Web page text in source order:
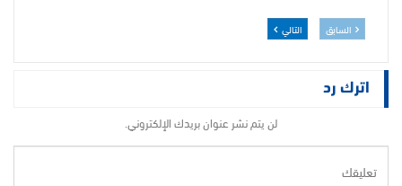
السابق التالي
اترك رد
لن يتم نشر عنوان بريدك الإلكتروني.